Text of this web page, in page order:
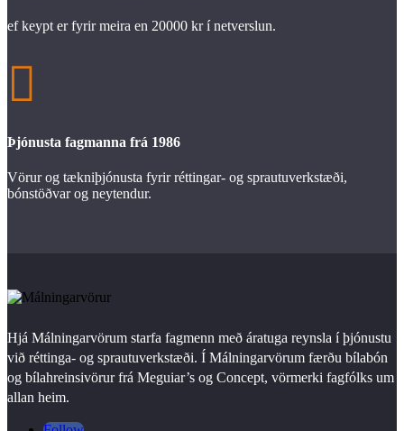
ef keypt er fyrir meira en 20000 kr í netverslun.

Þjónusta fagmanna frá 1986
Vörur og tækniþjónusta fyrir réttingar- og sprautuverkstæði,
bónstöðvar og neytendur.
Hjá Málningarvörum starfa fagmenn með áratuga reynsla í þjónustu
við réttinga- og sprautuverkstæði. Í Málningarvörum færðu bílabón
og bílahreinsivörur frá Meguiar’s og Concept, vörmerki fagfólks um
allan heim.